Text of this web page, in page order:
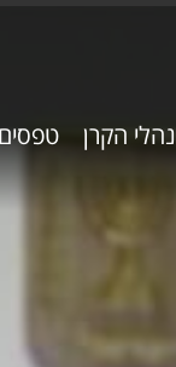
נהלי הקרן טפסים